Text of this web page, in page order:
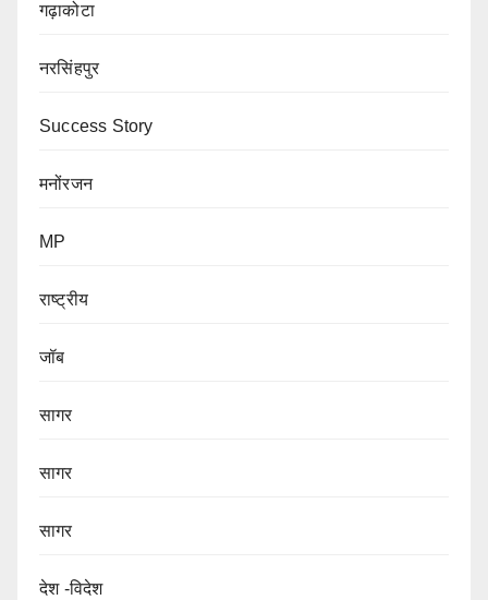
गढ़ाकोटा
नरसिंहपुर
Success Story
मनोंरजन
MP
राष्ट्रीय
जॉब
सागर
सागर
सागर
देश -विदेश